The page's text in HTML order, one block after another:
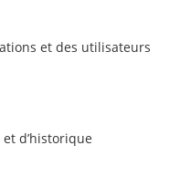
et des utilisateurs
d’historique